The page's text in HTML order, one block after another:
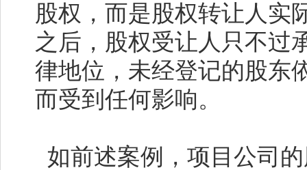
股权，而是股权转让人实
之后，股权受让人只不过
律地位，未经登记的股东
而受到任何影响。
如前述案例，项目公司